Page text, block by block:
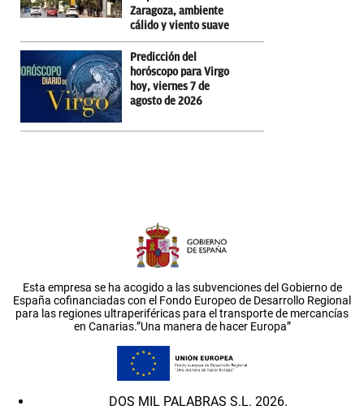
Zaragoza, ambiente
cálido y viento suave
Predicción del
horóscopo para Virgo
hoy, viernes 7 de
agosto de 2026
Esta empresa se ha acogido a las subvenciones del Gobierno de
España cofinanciadas con el Fondo Europeo de Desarrollo Regional
para las regiones ultraperiféricas para el transporte de mercancías
en Canarias.”Una manera de hacer Europa”
DOS MIL PALABRAS S.L. 2026.